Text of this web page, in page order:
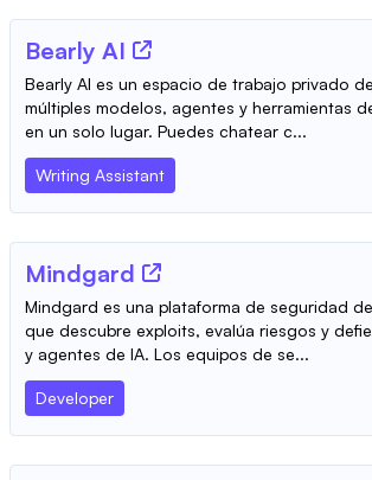
Bearly AI
Bearly AI es un espacio de trabajo privado
múltiples modelos, agentes y herramientas
en un solo lugar. Puedes chatear c...
Writing Assistant
Mindgard
Mindgard es una plataforma de seguridad
que descubre exploits, evalúa riesgos y
y agentes de IA. Los equipos de se...
Developer